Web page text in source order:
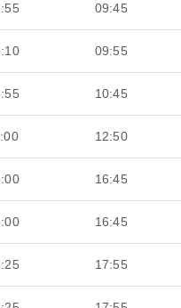
09:45
09:55
10:45
12:50
16:45
16:45
17:55